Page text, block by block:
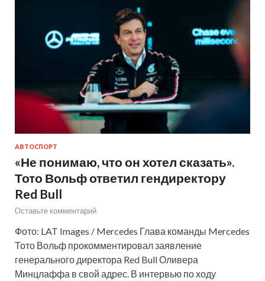
АВТОСПОРТ
«Не понимаю, что он хотел сказать».
Тото Вольф ответил гендиректору
Red Bull
Оставьте комментарий
Фото: LAT Images / Mercedes Глава команды Mercedes
Тото Вольф прокомментировал заявление
генерального директора Red Bull Оливера
Минцлаффа в свой адрес. В интервью по ходу